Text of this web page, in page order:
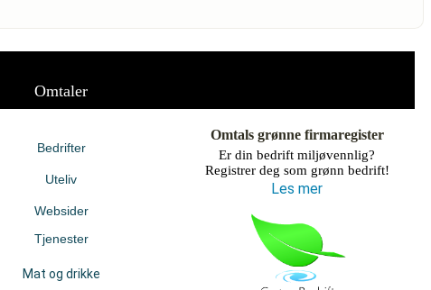
Omtaler
Bedrifter
Uteliv
Websider
Tjenester
Mat og drikke
Omtals grønne firmaregister
Er din bedrift miljøvennlig?
Registrer deg som grønn bedrift!
Les mer